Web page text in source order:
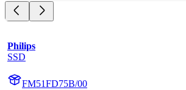
Philips
SSD
FM51FD75B/00